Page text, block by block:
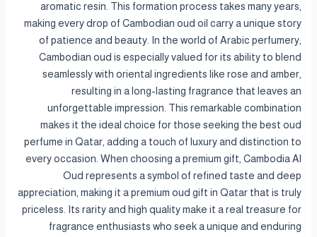
aromatic resin. This formation process takes many years,
making every drop of Cambodian oud oil carry a unique story
of patience and beauty. In the world of Arabic perfumery,
Cambodian oud is especially valued for its ability to blend
seamlessly with oriental ingredients like rose and amber,
resulting in a long-lasting fragrance that leaves an
unforgettable impression. This remarkable combination
makes it the ideal choice for those seeking the best oud
perfume in Qatar, adding a touch of luxury and distinction to
every occasion. When choosing a premium gift, Cambodia Al
Oud represents a symbol of refined taste and deep
appreciation, making it a premium oud gift in Qatar that is truly
priceless. Its rarity and high quality make it a real treasure for
fragrance enthusiasts who seek a unique and enduring